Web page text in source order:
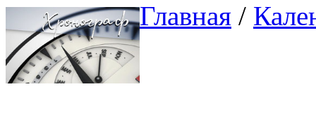
Главная /